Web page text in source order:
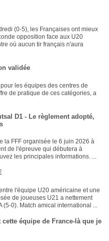
(0-5), les Françaises ont mieux
opposition face aux U20
où aucun tir français n'aura
validée
les équipes des centres de
de pratique de ces catégories, a
D1 - Le règlement adopté,
la FFF organisée le 6 juin 2026 à
de l'épreuve qui débutera à
les principales informations. ...
l'équipe U20 américaine et une
de joueuses U21 a nettement
0). Match amical international ...
cette équipe de France-là que je